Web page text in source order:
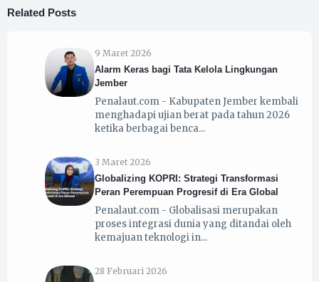
Related Posts
9 Maret 2026
Alarm Keras bagi Tata Kelola Lingkungan
Jember
Penalaut.com - Kabupaten Jember kembali
menghadapi ujian berat pada tahun 2026
ketika berbagai benca
3 Maret 2026
Globalizing KOPRI: Strategi Transformasi
Peran Perempuan Progresif di Era Global
Penalaut.com - Globalisasi merupakan
proses integrasi dunia yang ditandai oleh
kemajuan teknologi in
28 Februari 2026